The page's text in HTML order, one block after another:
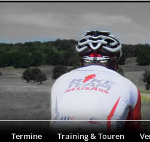
Termine Training & Touren